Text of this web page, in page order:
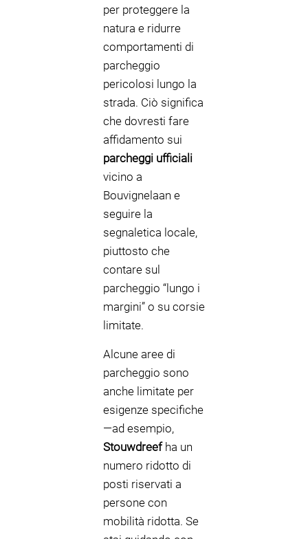
per proteggere la
natura e ridurre
comportamenti di
parcheggio
pericolosi lungo la
strada. Ciò significa
che dovresti fare
affidamento sui
parcheggi ufficiali
vicino a
Bouvignelaan e
seguire la
segnaletica locale,
piuttosto che
contare sul
parcheggio “lungo i
margini” o su corsie
limitate.
Alcune aree di
parcheggio sono
anche limitate per
esigenze specifiche
—ad esempio,
Stouwdreefha un
numero ridotto di
posti riservati a
persone con
mobilità ridotta. Se